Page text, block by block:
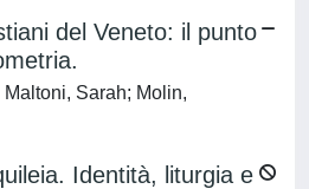
del Veneto: il punto
Sarah; Molin,
Identità, liturgia e